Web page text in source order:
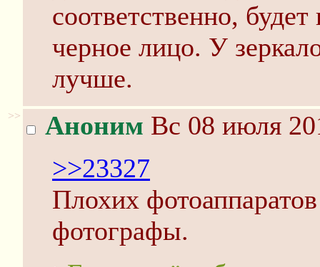
соответственно,
черное лицо. У
лучше.
>> Аноним Вс 08 июля
>>23327
Плохих
фотографы.